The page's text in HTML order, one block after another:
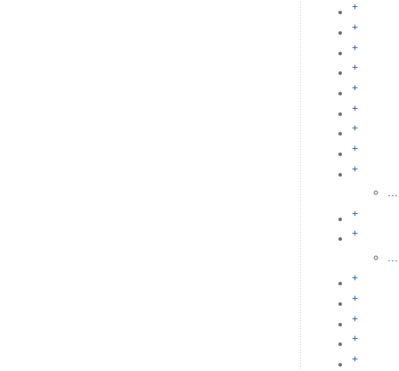
+
+
+
+
+
+
+
+
+
+
+
+
+
+
+
+